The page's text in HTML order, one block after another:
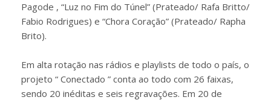
Pagode , “Luz no Fim do Túnel” (Prateado/ Rafa Britto/
Fabio Rodrigues) e “Chora Coração” (Prateado/ Rapha
Brito).
Em alta rotação nas rádios e playlists de todo o país, o
projeto “ Conectado ” conta ao todo com 26 faixas,
sendo 20 inéditas e seis regravações. Em 20 de